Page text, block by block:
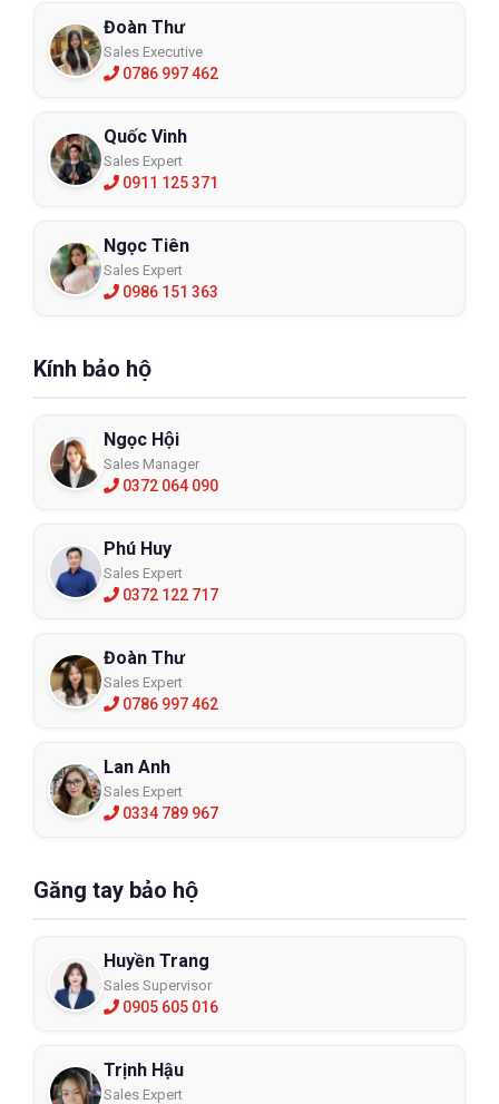
Đoàn Thư
Sales Executive
0786 997 462
Quốc Vinh
Sales Expert
0911 125 371
Ngọc Tiên
Sales Expert
0986 151 363
Kính bảo hộ
Ngọc Hội
Sales Manager
0372 064 090
Phú Huy
Sales Expert
0372 122 717
Đoàn Thư
Sales Expert
0786 997 462
Lan Anh
Sales Expert
0334 789 967
Găng tay bảo hộ
Huyền Trang
Sales Supervisor
0905 605 016
Trịnh Hậu
Sales Expert